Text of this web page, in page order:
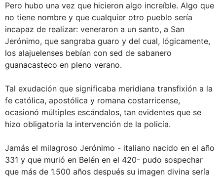
Pero hubo una vez que hicieron algo increíble. Algo que
no tiene nombre y que cualquier otro pueblo sería
incapaz de realizar: veneraron a un santo, a San
Jerónimo, que sangraba guaro y del cual, lógicamente,
los alajuelenses bebían con sed de sabanero
guanacasteco en pleno verano.
Tal exudación que significaba meridiana transfixión a la
fe católica, apostólica y romana costarricense,
ocasionó múltiples escándalos, tan evidentes que se
hizo obligatoria la intervención de la policía.
Jamás el milagroso Jerónimo - italiano nacido en el año
331 y que murió en Belén en el 420- pudo sospechar
que más de 1.500 años después su imagen divina sería